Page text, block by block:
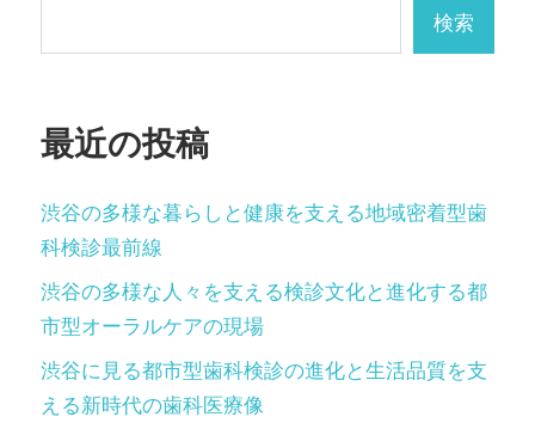
シ
ョ
ン
検索
最近の投稿
渋谷の多様な暮らしと健康を支える地域密着型歯
科検診最前線
渋谷の多様な人々を支える検診文化と進化する都
市型オーラルケアの現場
渋谷に見る都市型歯科検診の進化と生活品質を支
える新時代の歯科医療像